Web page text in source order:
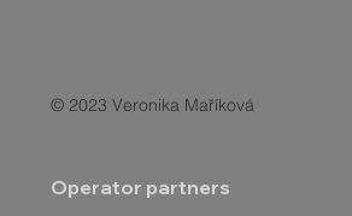
© 2023 Veronika Maříková
Operator partners